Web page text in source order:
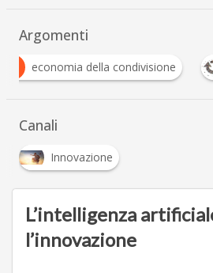
Argomenti
E
economia della condivisione
Canali
Innovazione
L’intelligenza
l’innovazione